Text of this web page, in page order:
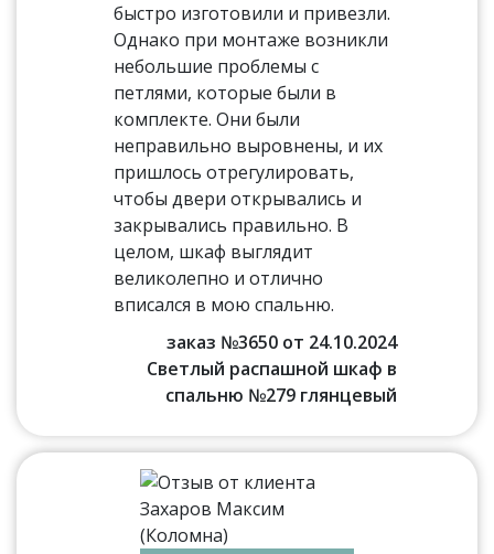
быстро изготовили и привезли.
Однако при монтаже возникли
небольшие проблемы с
петлями, которые были в
комплекте. Они были
неправильно выровнены, и их
пришлось отрегулировать,
чтобы двери открывались и
закрывались правильно. В
целом, шкаф выглядит
великолепно и отлично
вписался в мою спальню.
заказ №3650 от 24.10.2024
Светлый распашной шкаф в
спальню №279 глянцевый